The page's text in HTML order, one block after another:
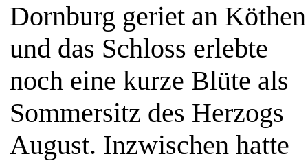
Dornburg geriet an Köthen
und das Schloss erlebte
noch eine kurze Blüte als
Sommersitz des Herzogs
August. Inzwischen hatte